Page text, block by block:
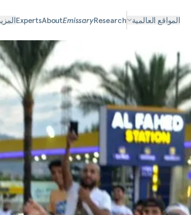
المواقع العالمية Research
Emissary
About
Experts